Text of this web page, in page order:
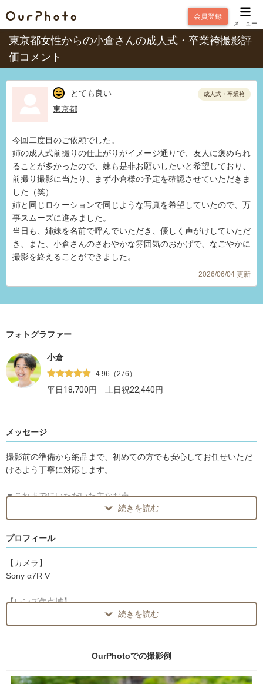
会員登録
メニュー
東京都女性からの小倉さんの成人式・卒業袴撮影評
価コメント
とても良い
東京都
成人式・卒業袴
今回二度目のご依頼でした。
姉の成人式前撮りの仕上がりがイメージ通りで、友人に褒められ
ることが多かったので、妹も是非お願いしたいと希望しており、
前撮り撮影に当たり、まず小倉様の予定を確認させていただきま
した（笑）
姉と同じロケーションで同じような写真を希望していたので、万
事スムーズに進みました。
当日も、姉妹を名前で呼んでいただき、優しく声がけしていただ
き、また、小倉さんのさわやかな雰囲気のおかげで、なごやかに
撮影を終えることができました。
2026/06/04 更新
フォトグラファー
小倉
4.96 （276 ）
平日18,700円 土日祝22,440円
メッセージ
撮影前の準備から納品まで、初めての方でも安心してお任せいただ
けるよう丁寧に対応します。
▼これまでにいただいた主なお声
「事前の下見や提案が丁寧で、当日は安心して任せられました」
「子どもにも優しく声をかけてくださり、自然な表情が撮れまし
た」
https://our-photo.co/photographers/Dolphin/rating?sort=new
■ 撮影で心がけていること
続きを読む
プロフィール
【カメラ】
Sony α7R V
【レンズ焦点域】
単焦点レンズ：20mm ～ 90mm
ズームレンズ：14mm ～ 600mm
使用機材についてご質問があれば
続きを読む
OurPhotoでの撮影例